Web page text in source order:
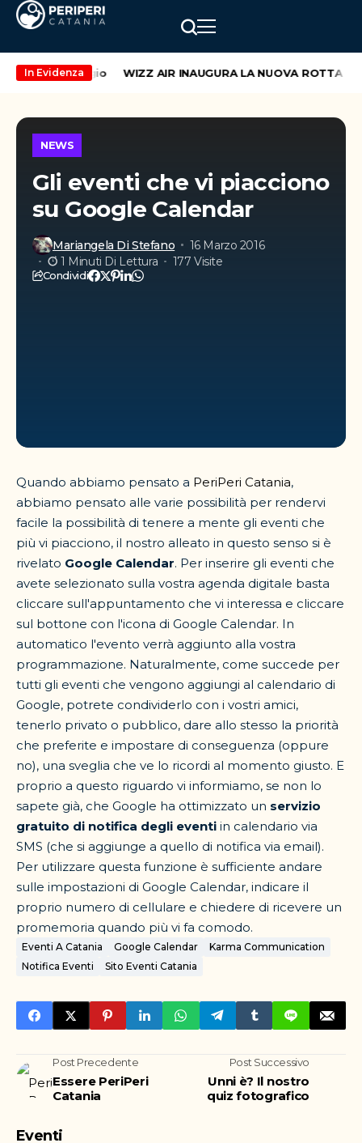
In Evidenza
di maggio WIZZ AIR INAUGURA LA NUOVA ROTTA
NEWS
Gli eventi che vi piacciono
su Google Calendar
Mariangela Di Stefano
16 Marzo 2016
1 Minuti Di Lettura
177 Visite
Condividi
Quando abbiamo pensato a PeriPeri Catania,
abbiamo pensato alle varie possibilità per rendervi
facile la possibilità di tenere a mente gli eventi che
più vi piacciono, il nostro alleato in questo senso si è
rivelato Google Calendar. Per inserire gli eventi che
avete selezionato sulla vostra agenda digitale basta
cliccare sull'appuntamento che vi interessa e cliccare
sul bottone con l'icona di Google Calendar. In
automatico l'evento verrà aggiunto alla vostra
programmazione. Naturalmente, come succede per
tutti gli eventi che vengono aggiungi al calendario di
Google, potrete condividerlo con i vostri amici,
tenerlo privato o pubblico, dare allo stesso la priorità
che preferite e impostare di conseguenza (oppure
no), una sveglia che ve lo ricordi al momento giusto. E
proprio a questo riguardo vi informiamo, se non lo
sapete già, che Google ha ottimizzato un servizio
gratuito di notifica degli eventi in calendario via
SMS (che si aggiunge a quello di notifica via email).
Per utilizzare questa funzione è sufficiente andare
sulle impostazioni di Google Calendar, indicare il
proprio numero di cellulare e chiedere di ricevere un
promemoria quando più vi fa comodo.
Eventi A Catania Google Calendar
Karma Communication
Notifica Eventi
Sito Eventi Catania
Post Precedente
Essere PeriPeri
Catania
Post Successivo
Unni è? Il nostro
quiz fotografico
Eventi